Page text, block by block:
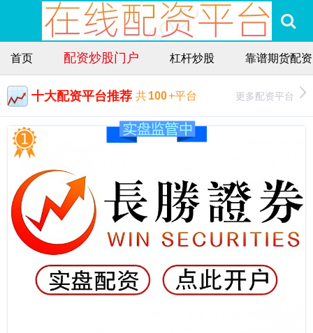
首页 配资炒股门户 杠杆炒股 靠谱期货配资
十大配资平台推荐 共100+平台 更多配资平台